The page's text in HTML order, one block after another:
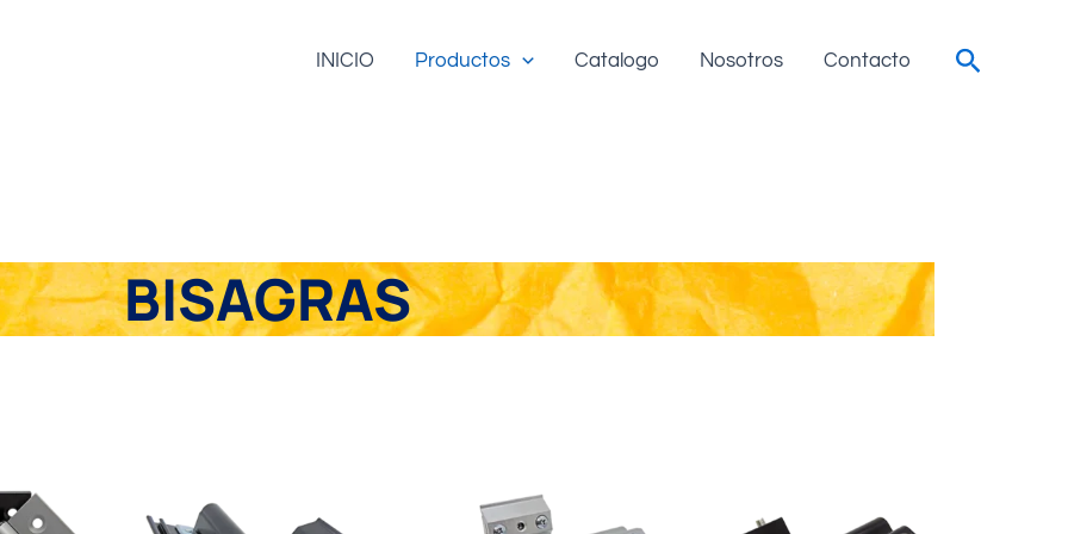
INICIO Productos Catalogo Nosotros Contacto Search
BISAGRAS